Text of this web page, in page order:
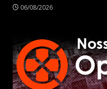
06/08/2026